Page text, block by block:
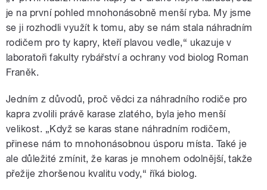
je na první pohled mnohonásobně menší ryba. My jsme
se ji rozhodli využít k tomu, aby se nám stala náhradním
rodičem pro ty kapry, kteří plavou vedle,“ ukazuje v
laboratoři fakulty rybářství a ochrany vod biolog Roman
Franěk.
Jedním z důvodů, proč vědci za náhradního rodiče pro
kapra zvolili právě karase zlatého, byla jeho menší
velikost. „Když se karas stane náhradním rodičem,
přinese nám to mnohonásobnou úsporu místa. Také je
ale důležité zmínit, že karas je mnohem odolnější, takže
přežije zhoršenou kvalitu vody,“ říká biolog.